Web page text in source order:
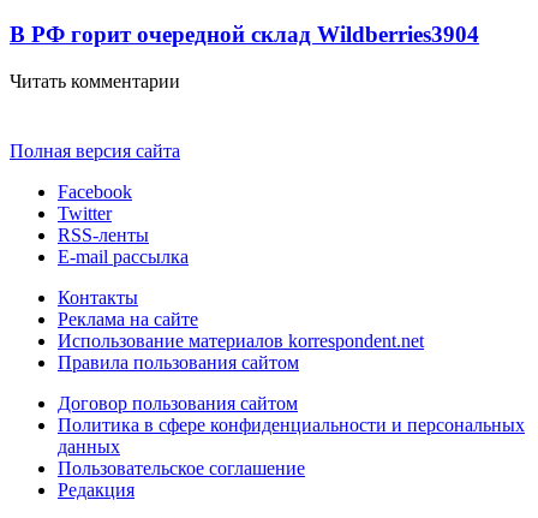
В РФ горит очередной склад Wildberries3904
Читать комментарии
Полная версия сайта
Facebook
Twitter
RSS-ленты
E-mail рассылка
Контакты
Реклама на сайте
Использование материалов korrespondent.net
Правила пользования сайтом
Договор пользования сайтом
Политика в сфере конфиденциальности и персональных
данных
Пользовательское соглашение
Редакция